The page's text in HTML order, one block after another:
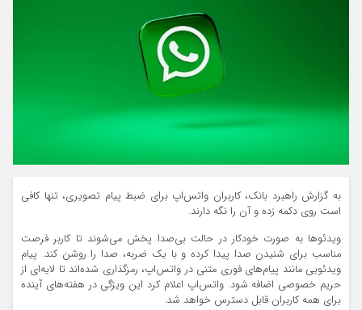
به گزارش راهبرد بانک، کاربران واتس‌اپ برای ضبط پیام تصویری، تنها کافی
است روی دکمه زده و آن را نگه دارند.
ویدئوها به صورت خودکار در حالت بی‌صدا پخش می‌شوند تا کاربر فرصت
مناسب برای شنیدن صدا پیدا کرده و با یک ضربه، صدا را روشن کند. پیام
ویدئویی مانند پیام‌های فوری متنی در واتس‌اپ، رمزگذاری شده‌اند تا لایه‌ای از
حریم خصوصی اضافه شود. واتس‌اپ اعلام کرد این ویژگی در هفته‌های آینده
برای همه کاربران قابل دسترس خواهد شد.